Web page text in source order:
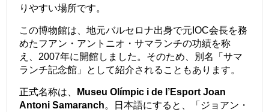
りやすい場所です。
この博物館は、地元バルセロナ出身で元IOC会長を務
めたフアン・アントニオ・サマランチの功績を称
え、2007年に開館しました。そのため、別名「サマ
ランチ記念館」として紹介されることもあります。
正式名称は、
Museu Olímpic i de l’Esport Joan
Antoni Samaranch。日本語にすると、「ジョアン・